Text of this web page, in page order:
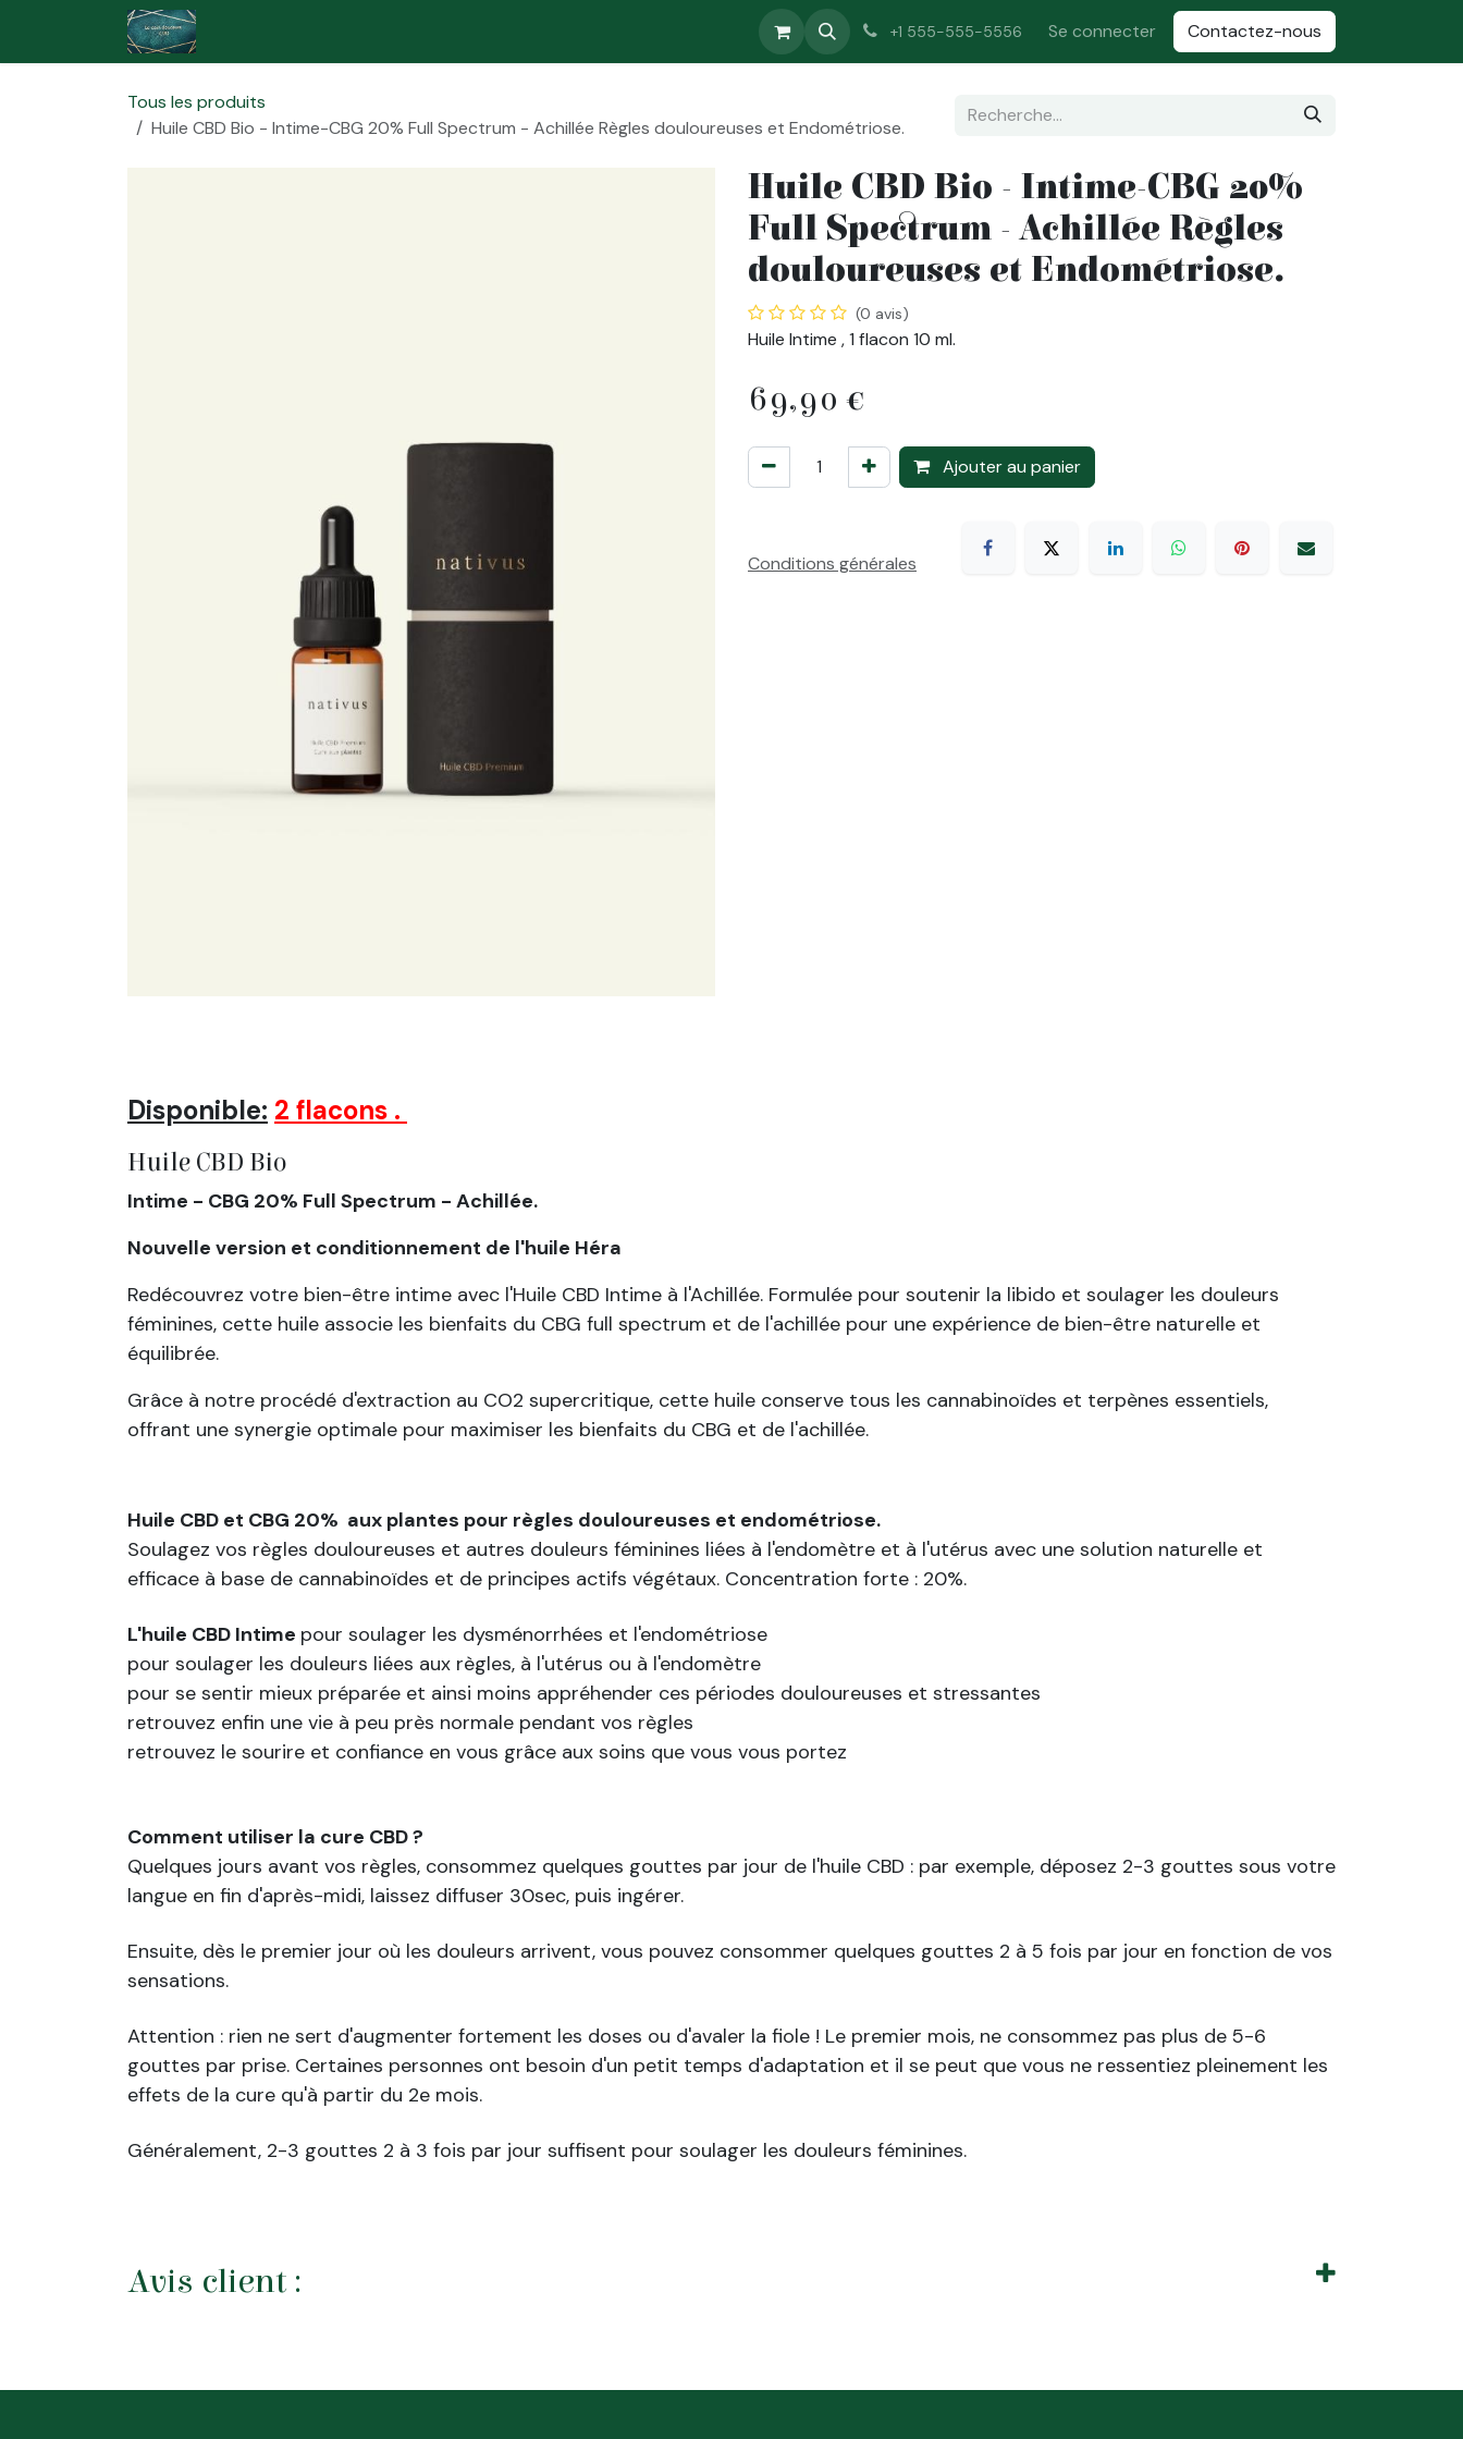
Se rendre au contenu
Informations +1 555-555-5556 Se connecter Contactez-nous
Tous les produits
Huile CBD Bio - Intime-CBG 20% Full Spectrum - Achillée Règles douloureuses et Endométriose.
Huile CBD Bio - Intime-CBG 20%
Full Spectrum - Achillée Règles
douloureuses et Endométriose.
(0 avis)
Huile Intime , 1 flacon 10 ml.
69,90 €
Ajouter au panier
Conditions générales
​​Disponible: 2 flacons .
Huile CBD Bio
Intime - CBG 20% Full Spectrum - Achillée.
Nouvelle version et conditionnement de l'huile Héra
Redécouvrez votre bien-être intime avec l'Huile CBD Intime à l'Achillée. Formulée pour soutenir la libido et soulager les douleurs
féminines, cette huile associe les bienfaits du CBG full spectrum et de l'achillée pour une expérience de bien-être naturelle et
équilibrée.
Grâce à notre procédé d'extraction au CO2 supercritique, cette huile conserve tous les cannabinoïdes et terpènes essentiels,
offrant une synergie optimale pour maximiser les bienfaits du CBG et de l'achillée.
Huile CBD et CBG 20% aux plantes pour règles douloureuses et endométriose.
Soulagez vos règles douloureuses et autres douleurs féminines liées à l'endomètre et à l'utérus avec une solution naturelle et
efficace à base de cannabinoïdes et de principes actifs végétaux. Concentration forte : 20%.
L'huile CBD Intime pour soulager les dysménorrhées et l'endométriose
pour soulager les douleurs liées aux règles, à l'utérus ou à l'endomètre
pour se sentir mieux préparée et ainsi moins appréhender ces périodes douloureuses et stressantes
retrouvez enfin une vie à peu près normale pendant vos règles
retrouvez le sourire et confiance en vous grâce aux soins que vous vous portez
Comment utiliser la cure CBD ?
Quelques jours avant vos règles, consommez quelques gouttes par jour de l'huile CBD : par exemple, déposez 2-3 gouttes sous votre
langue en fin d'après-midi, laissez diffuser 30sec, puis ingérer.
Ensuite, dès le premier jour où les douleurs arrivent, vous pouvez consommer quelques gouttes 2 à 5 fois par jour en fonction de vos
sensations.
Attention : rien ne sert d'augmenter fortement les doses ou d'avaler la fiole ! Le premier mois, ne consommez pas plus de 5-6
gouttes par prise. Certaines personnes ont besoin d'un petit temps d'adaptation et il se peut que vous ne ressentiez pleinement les
effets de la cure qu'à partir du 2e mois.
Généralement, 2-3 gouttes 2 à 3 fois par jour suffisent pour soulager les douleurs féminines.
Avis client :